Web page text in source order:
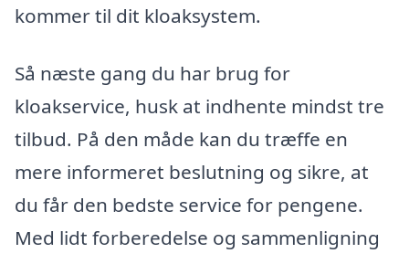
kommer til dit kloaksystem.
Så næste gang du har brug for
kloakservice, husk at indhente mindst tre
tilbud. På den måde kan du træffe en
mere informeret beslutning og sikre, at
du får den bedste service for pengene.
Med lidt forberedelse og sammenligning